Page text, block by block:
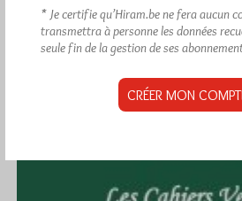
* Je certifie qu’Hiram.be ne fera aucun
transmettra à personne les données
seule fin de la gestion de ses
CRÉER MON